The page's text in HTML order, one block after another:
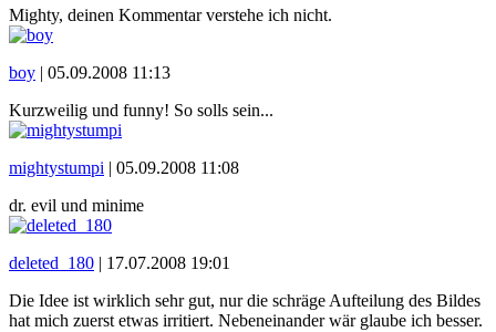
Mighty, deinen Kommentar verstehe ich nicht.
boy | 05.09.2008 11:13
Kurzweilig und funny! So solls sein...
mightystumpi | 05.09.2008 11:08
dr. evil und minime
deleted_180 | 17.07.2008 19:01
Die Idee ist wirklich sehr gut, nur die schräge Aufteilung des Bildes
hat mich zuerst etwas irritiert. Nebeneinander wär glaube ich besser.